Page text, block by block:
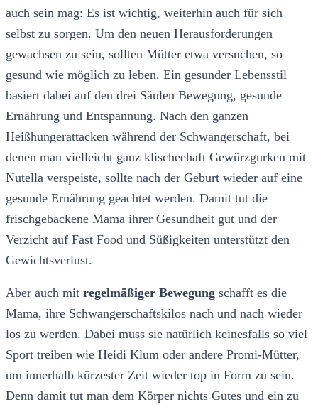
auch sein mag: Es ist wichtig, weiterhin auch für sich
selbst zu sorgen. Um den neuen Herausforderungen
gewachsen zu sein, sollten Mütter etwa versuchen, so
gesund wie möglich zu leben. Ein gesunder Lebensstil
basiert dabei auf den drei Säulen Bewegung, gesunde
Ernährung und Entspannung. Nach den ganzen
Heißhungerattacken während der Schwangerschaft, bei
denen man vielleicht ganz klischeehaft Gewürzgurken mit
Nutella verspeiste, sollte nach der Geburt wieder auf eine
gesunde Ernährung geachtet werden. Damit tut die
frischgebackene Mama ihrer Gesundheit gut und der
Verzicht auf Fast Food und Süßigkeiten unterstützt den
Gewichtsverlust.
Aber auch mit regelmäßiger Bewegung schafft es die
Mama, ihre Schwangerschaftskilos nach und nach wieder
los zu werden. Dabei muss sie natürlich keinesfalls so viel
Sport treiben wie Heidi Klum oder andere Promi-Mütter,
um innerhalb kürzester Zeit wieder top in Form zu sein.
Denn damit tut man dem Körper nichts Gutes und ein zu